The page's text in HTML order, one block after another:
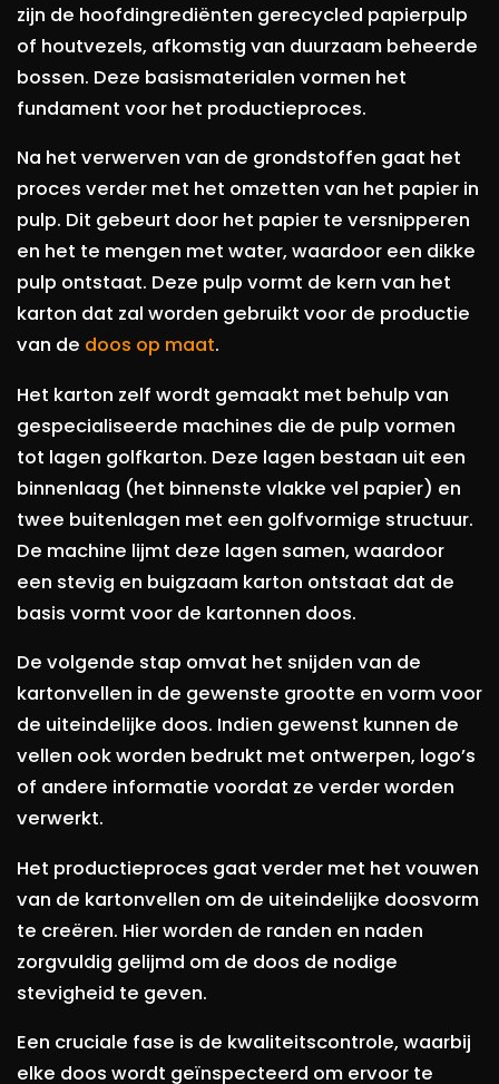
zijn de hoofdingrediënten gerecycled papierpulp
of houtvezels, afkomstig van duurzaam beheerde
bossen. Deze basismaterialen vormen het
fundament voor het productieproces.
Na het verwerven van de grondstoffen gaat het
proces verder met het omzetten van het papier in
pulp. Dit gebeurt door het papier te versnipperen
en het te mengen met water, waardoor een dikke
pulp ontstaat. Deze pulp vormt de kern van het
karton dat zal worden gebruikt voor de productie
van de doos op maat.
Het karton zelf wordt gemaakt met behulp van
gespecialiseerde machines die de pulp vormen
tot lagen golfkarton. Deze lagen bestaan uit een
binnenlaag (het binnenste vlakke vel papier) en
twee buitenlagen met een golfvormige structuur.
De machine lijmt deze lagen samen, waardoor
een stevig en buigzaam karton ontstaat dat de
basis vormt voor de kartonnen doos.
De volgende stap omvat het snijden van de
kartonvellen in de gewenste grootte en vorm voor
de uiteindelijke doos. Indien gewenst kunnen de
vellen ook worden bedrukt met ontwerpen, logo’s
of andere informatie voordat ze verder worden
verwerkt.
Het productieproces gaat verder met het vouwen
van de kartonvellen om de uiteindelijke doosvorm
te creëren. Hier worden de randen en naden
zorgvuldig gelijmd om de doos de nodige
stevigheid te geven.
Een cruciale fase is de kwaliteitscontrole, waarbij
elke doos wordt geïnspecteerd om ervoor te